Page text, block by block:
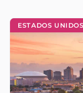
ESTADOS UNIDOS